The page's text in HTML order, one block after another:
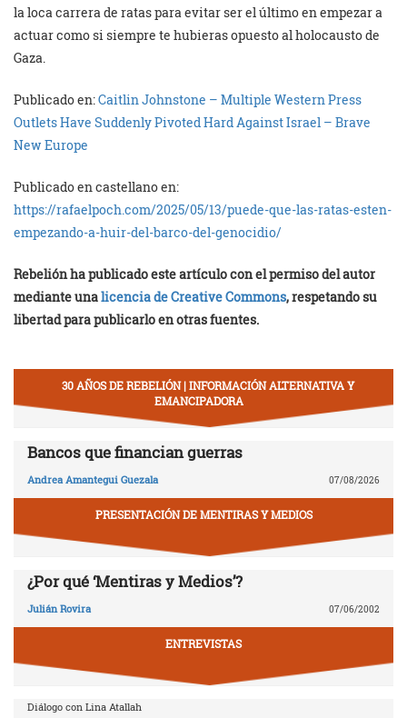
la loca carrera de ratas para evitar ser el último en empezar a
actuar como si siempre te hubieras opuesto al holocausto de
Gaza.
Publicado en:Caitlin Johnstone – Multiple Western Press
Outlets Have Suddenly Pivoted Hard Against Israel – Brave
New Europe
Publicado en castellano en:
https://rafaelpoch.com/2025/05/13/puede-que-las-ratas-esten-
empezando-a-huir-del-barco-del-genocidio/
Rebelión ha publicado este artículo con el permiso del autor
mediante unalicencia de Creative Commons, respetando su
libertad para publicarlo en otras fuentes.
30 AÑOS DE REBELIÓN | INFORMACIÓN ALTERNATIVA Y
EMANCIPADORA
Bancos que financian guerras
Andrea Amantegui Guezala 07/08/2026
PRESENTACIÓN DE MENTIRAS Y MEDIOS
¿Por qué ‘Mentiras y Medios’?
Julián Rovira 07/06/2002
ENTREVISTAS
Diálogo con Lina Atallah